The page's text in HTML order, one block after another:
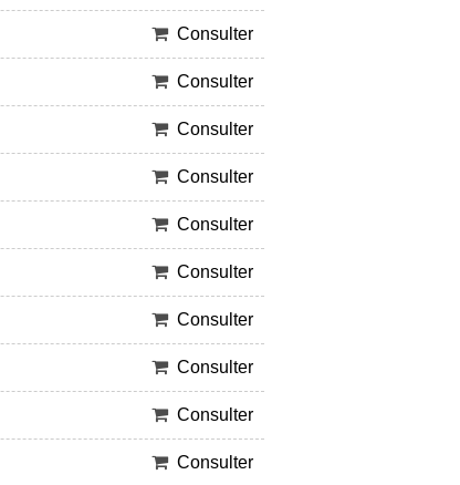
Consulter
Consulter
Consulter
Consulter
Consulter
Consulter
Consulter
Consulter
Consulter
Consulter